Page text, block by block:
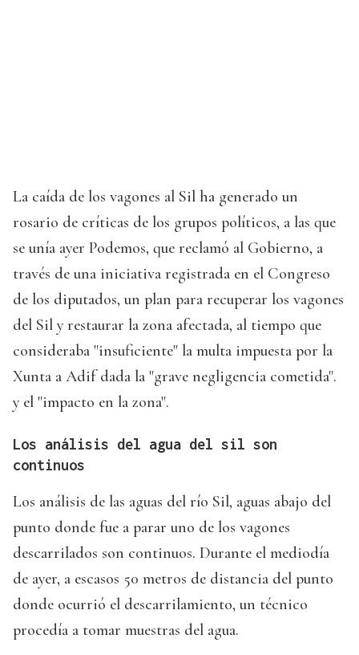
La caída de los vagones al Sil ha generado un
rosario de críticas de los grupos políticos, a las que
se unía ayer Podemos, que reclamó al Gobierno, a
través de una iniciativa registrada en el Congreso
de los diputados, un plan para recuperar los vagones
del Sil y restaurar la zona afectada, al tiempo que
consideraba "insuficiente" la multa impuesta por la
Xunta a Adif dada la "grave negligencia cometida".
y el "impacto en la zona".
Los análisis del agua del sil son
continuos
Los análisis de las aguas del río Sil, aguas abajo del
punto donde fue a parar uno de los vagones
descarrilados son continuos. Durante el mediodía
de ayer, a escasos 50 metros de distancia del punto
donde ocurrió el descarrilamiento, un técnico
procedía a tomar muestras del agua.